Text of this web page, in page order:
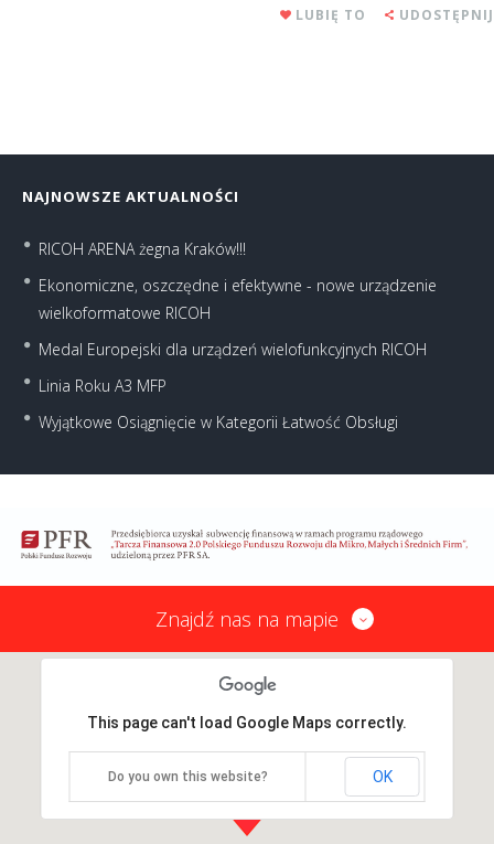
LUBIĘ TO UDOSTĘPNIJ
NAJNOWSZE AKTUALNOŚCI
RICOH ARENA żegna Kraków!!!
Ekonomiczne, oszczędne i efektywne - nowe urządzenie
wielkoformatowe RICOH
Medal Europejski dla urządzeń wielofunkcyjnych RICOH
Linia Roku A3 MFP
Wyjątkowe Osiągnięcie w Kategorii Łatwość Obsługi
Znajdź nas na mapie
This page can't load Google Maps correctly.
Do you own this website? OK